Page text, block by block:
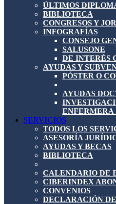
ÚLTIMOS
BIBLIOTECA
CONGRESOS Y
INFOGRAFÍAS
CONSEJO
SALUSONE
DE INTERÉS
AYUDAS Y
PÓSTER O
AYUDAS
ENFERMERA
SERVICIOS
TODOS LOS
ASESORÍA
AYUDAS Y BECAS
BIBLIOTECA
CALENDARIO DE
CIBERINDEX
CONVENIOS
DECLARACIÓN